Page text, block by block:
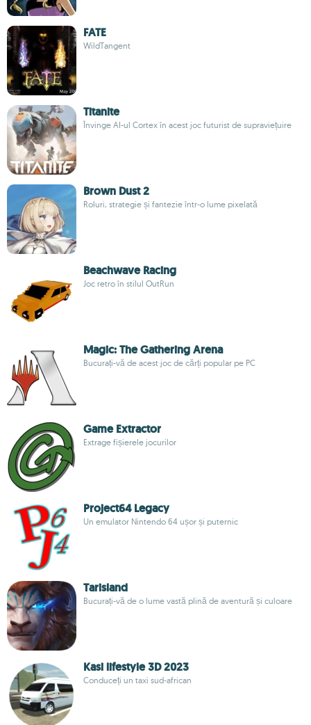
FATE
WildTangent
Titanite
Învinge AI-ul Cortex în acest joc futurist de supraviețuire
Brown Dust 2
Roluri, strategie și fantezie într-o lume pixelată
Beachwave Racing
Joc retro în stilul OutRun
Magic: The Gathering Arena
Bucurați-vă de acest joc de cărți popular pe PC
Game Extractor
Extrage fișierele jocurilor
Project64 Legacy
Un emulator Nintendo 64 ușor și puternic
Tarisland
Bucurați-vă de o lume vastă plină de aventură și culoare
Kasi lifestyle 3D 2023
Conduceți un taxi sud-african